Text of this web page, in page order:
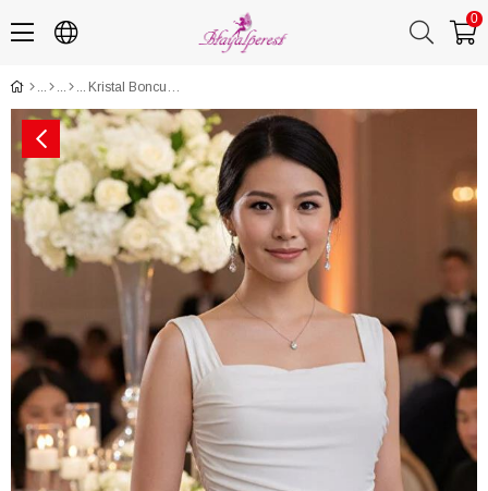
0
Kristal Boncuk İşlemeli Özel Tasarım Gelinlik ve Abiye Kemeri - Zarif Bel Aksesuarı